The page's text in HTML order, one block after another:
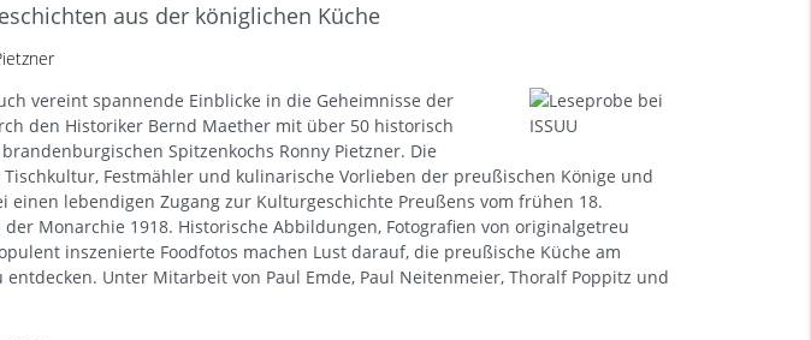
aus der königlichen Küche
vereint spannende Einblicke in die Geheimnisse der
den Historiker Bernd Maether mit über 50 historisch
Spitzenkochs Ronny Pietzner. Die
Festmähler und kulinarische Vorlieben der preußischen Könige und
einen lebendigen Zugang zur Kulturgeschichte Preußens vom frühen 18.
Monarchie 1918. Historische Abbildungen, Fotografien von originalgetreu
inszenierte Foodfotos machen Lust darauf, die preußische Küche am
Unter Mitarbeit von Paul Emde, Paul Neitenmeier, Thoralf Poppitz und